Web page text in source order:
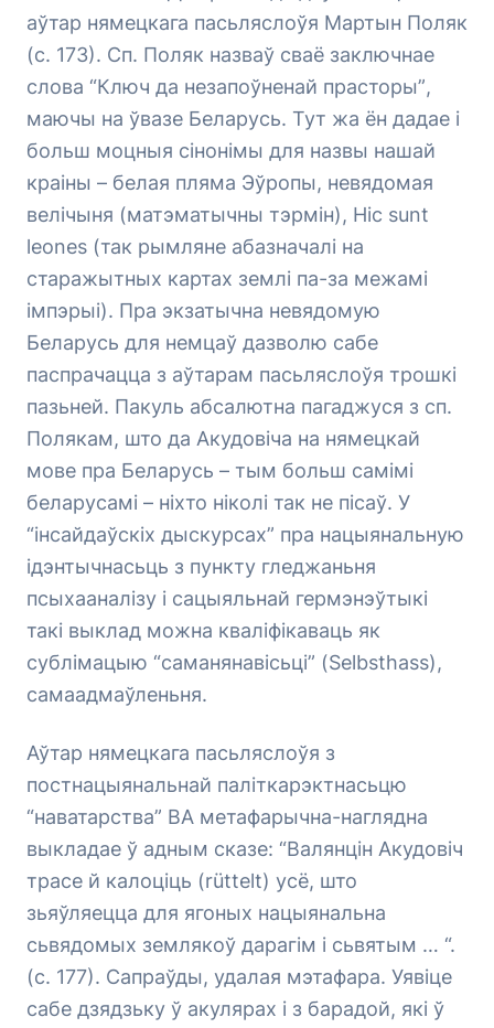
аўтар нямецкага пасьляслоўя Мартын Поляк
(с. 173). Сп. Поляк назваў сваё заключнае
слова “Ключ да незапоўненай прасторы”,
маючы на ўвазе Беларусь. Тут жа ён дадае і
больш моцныя сінонімы для назвы нашай
краіны – белая пляма Эўропы, невядомая
велічыня (матэматычны тэрмін), Hic sunt
leones (так рымляне абазначалі на
старажытных картах землі па-за межамі
імпэрыі). Пра экзатычна невядомую
Беларусь для немцаў дазволю сабе
паспрачацца з аўтарам пасьляслоўя трошкі
пазьней. Пакуль абсалютна пагаджуся з сп.
Полякам, што да Акудовіча на нямецкай
мове пра Беларусь – тым больш самімі
беларусамі – ніхто ніколі так не пісаў. У
“інсайдаўскіх дыскурсах” пра нацыянальную
ідэнтычнасьць з пункту гледжаньня
псыхааналізу і сацыяльнай гермэнэўтыкі
такі выклад можна кваліфікаваць як
сублімацыю “саманянавісьці” (Selbsthass),
самаадмаўленьня.
Аўтар нямецкага пасьляслоўя з
постнацыянальнай паліткарэктнасьцю
“наватарства” ВА метафарычна-наглядна
выкладае ў адным сказе: “Валянцін Акудовіч
трасе й калоціць (rüttelt) усё, што
зьяўляецца для ягоных нацыянальна
сьвядомых землякоў дарагім і сьвятым … “.
(с. 177). Сапраўды, удалая мэтафара. Уявіце
сабе дзядзьку ў акулярах і з барадой, які ў